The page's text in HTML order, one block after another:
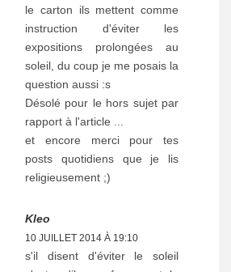
le carton ils mettent comme
instruction d'éviter les
expositions prolongées au
soleil, du coup je me posais la
question aussi :s
Désolé pour le hors sujet par
rapport à l'article ...
et encore merci pour tes
posts quotidiens que je lis
religieusement ;)
Kleo
10 JUILLET 2014 À 19:10
s'il disent d'éviter le soleil